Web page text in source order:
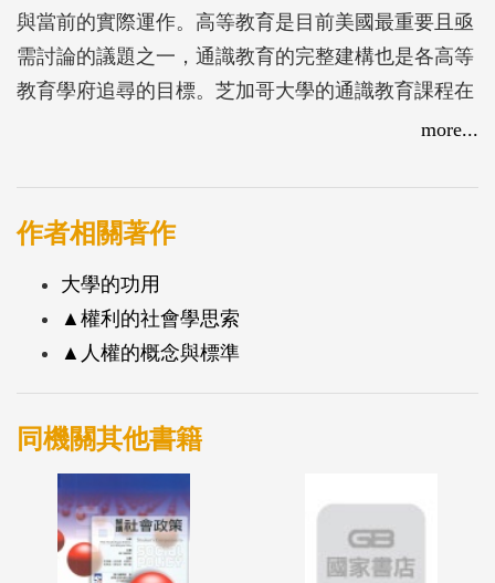
與當前的實際運作。高等教育是目前美國最重要且亟
需討論的議題之一，通識教育的完整建構也是各高等
教育學府追尋的目標。芝加哥大學的通識教育課程在
全美獲得極高的聲望，其規劃以核心課程為主，規劃
人文等；大學生不分科系，在入學後的前兩年必須輪
流修習不同系列的核心課程，到大三才進入主修專門
程」(Social Science 2, 簡稱Soc 2)的通識教育，Soc 2
課對全美各大學的教育指導方針有著相當深刻的影
響，而這也是芝加哥大學在通識教育之規劃上成功之
處。
本書的編者邁克亞倫(John MacAloon)教授蒐集了十四
重要的社會科學家所執筆，他們都是深受Soc 2課程
形塑的教師與學生。本書通過這些作者對Soc 2課程
的記憶與判斷，回溯此課程在規劃上的細節以及發展
more...
作者相關著作
大學的功用
▲權利的社會學思索
▲人權的概念與標準
同機關其他書籍